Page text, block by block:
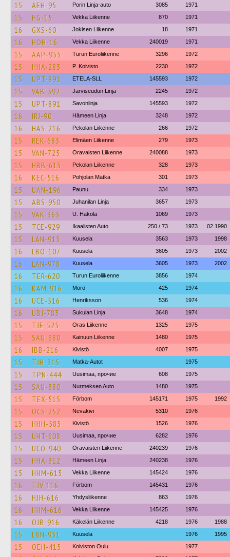
15 AEH-95 Porin Linja-auto 3085 1971
15 HG-15 Vekka Liikenne 870 1971
16 GXS-60 Jokisen Liikenne 18 1971
16 HOH-16 Vekka Liikenne 240019 1971
15 AAP-955 Turun Euroliikenne 3296 1972
15 HHA-283 P. Koivisto 2230 1972
15 UPT-891 ETELA-SLL 145593 1972
15 VAB-392 Järviseudun Linja 2245 1972
15 UPT-891 Savonlinja 145593 1972
16 IRJ-90 Hämeen Linja 3248 1972
16 HAS-216 Pekolan Liikenne 266 1972
15 REK-683 Elimäen Liikenne 279 1973
15 VAN-725 Oravaisten Liikenne 240088 1973
15 HBB-615 Pekolan Liikenne 328 1973
16 KEC-516 Pohjolan Matka 301 1973
15 UAN-196 Paunu 334 1973
15 ABS-950 Juhanilan Linja 3657 1973
15 VAK-363 U. Hakola 1069 1973
15 TCE-929 Ikaalisten Auto 250 / 73 1973 02.1990
15 LAN-915 Kuusela 3563 1973 1998
16 LBO-107 Kuusela 3605 1973 2002
16 LAN-978 Kuusela 3605 1973 2002
16 TER-620 Turun Euroliikenne 3856 1974
16 KAM-916 Mörö 425 1974
16 UCE-516 Henriksson 536 1974
16 UBJ-783 Sukulan Linja 3648 1974
15 TJE-525 Oras Liikenne 1325 1975
15 SAU-380 Kainuun Liikenne 1480 1975
16 IBB-216 Kivistö 4007 1975
15 TJH-315 Matka-Autot 1975
15 TPN-444 Uusimaa, прочие 608 1975
15 SAU-380 Nurmeksen Auto 1480 1975
15 TEX-515 Förbom 145171 1975 1992
15 OCS-252 Nevakivi 5310 1976
15 HHH-585 Kivistö 1526 1976
15 UHT-608 Uusimaa, прочие 6282 1976
15 UCO-940 Oravaisten Liikenne 240239 1976
15 HHA-312 Hämeen Linja 240238 1976
15 HHM-615 Vekka Liikenne 145424 1976
16 TJV-116 Förbom 145431 1976
16 HJH-616 Yhdysliikenne 863 1976
16 HHM-616 Vekka Liikenne 145425 1976
16 OJB-916 Käkelän Liikenne 4218 1976 1988
15 LBN-931 Kuusela 1976 1995
15 OEH-415 Koiviston Oulu 1977